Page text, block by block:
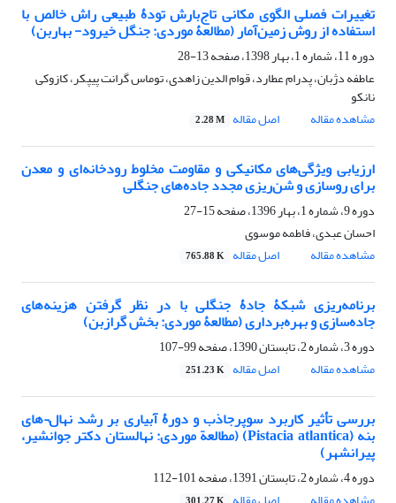
تغییرات فصلی الگوی مکانی تاج‌بارش تودۀ طبیعی راش خالص با
استفاده از روش زمین‌آمار (مطالعۀ موردی: جنگل خیرود- بهاربن)
دوره 11، شماره 1، بهار 1398، صفحه
13-28
عاطفه دژبان، پدرام عطارد، قوام الدین زاهدی، توماس گرانت پیپکر، کازوکی
نانکو
مشاهده مقاله
اصل مقاله 2.28 M
ارزیابی ویژگی‌های مکانیکی و مقاومت مخلوط رودخانه‌ای و معدن
برای روسازی و شن‌ریزی مجدد جاده‌های جنگلی
دوره 9، شماره 1، بهار 1396، صفحه
15-27
احسان عبدی، فاطمه موسوی
مشاهده مقاله
اصل مقاله 765.88 K
برنامه‌ریزی شبکۀ جادۀ جنگلی با در نظر گرفتن هزینه‌های
جاده‌سازی و بهره‌برداری (مطالعۀ موردی: بخش گرازبن)
دوره 3، شماره 2، تابستان 1390، صفحه
99-107
مشاهده مقاله
اصل مقاله 251.23 K
بررسی تأثیر کاربرد سوپرجاذب و دورۀ آبیاری بر رشد نهال¬های
بنه (Pistacia atlantica) (مطالعة موردی: نهالستان دکتر جوانشیر،
پیرانشهر)
دوره 4، شماره 2، تابستان 1391، صفحه
101-112